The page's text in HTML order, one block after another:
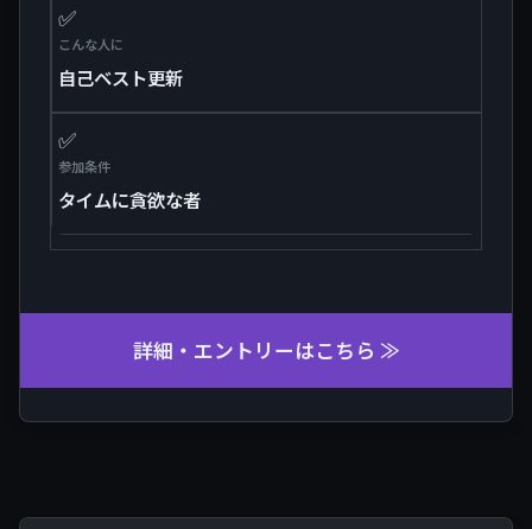
✅
こんな人に
自己ベスト更新
✅
参加条件
タイムに貪欲な者
詳細・エントリーはこちら ≫